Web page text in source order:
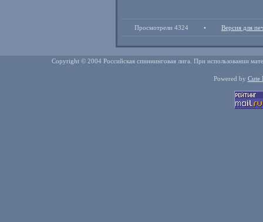
Просмотрели 4324 • Версия для
Copyright © 2004 Российская спиннинговая лига. При использовании
Powered by Cute